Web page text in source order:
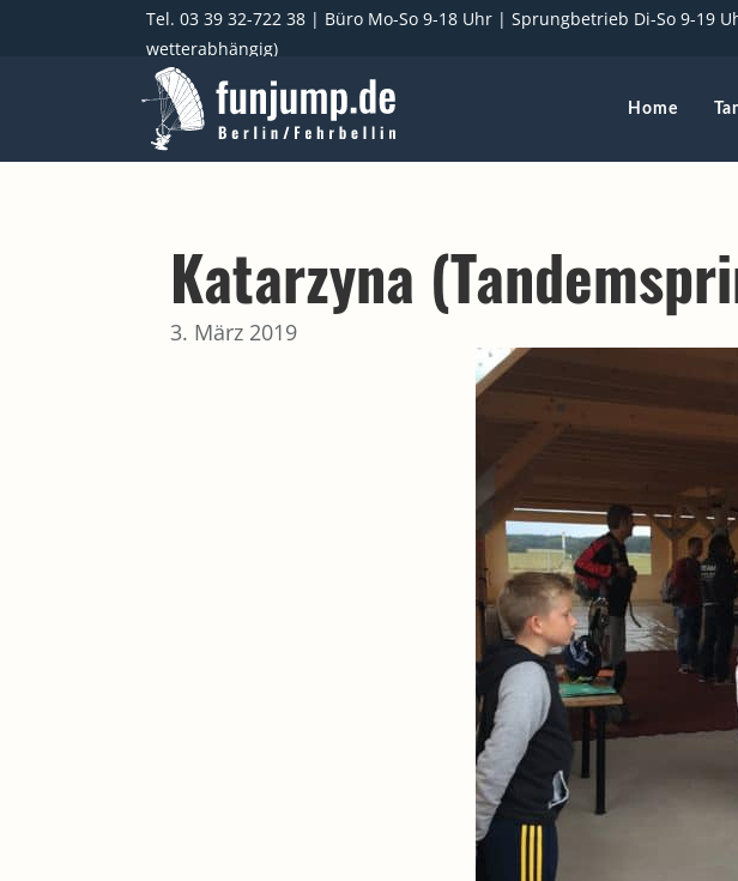
Tel. 03 39 32-722 38 | Büro Mo-So 9-18 Uhr | Sprungbetrieb Di-So 9-19
wetterabhängig)
Home
Katarzyna
3. März 2019